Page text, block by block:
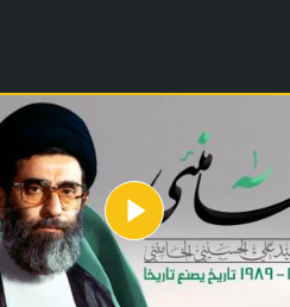
“خامنئي” من انتاج المنار نتاج جهد
يكشف خبايا عن خمسين عاما من حياة
بما فيها من ميزات وابرز
دروسا وفخرا واندفاعة اضافية،
نفسه ان هذه السيرة يبقى في
التوصيف يعجز عن ايفاء هذا الامام